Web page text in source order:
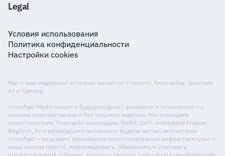
Legal
Условия использования
Политика конфиденциальности
Настройки cookies
Мы — ваш надёжный источник инсайтов о крипто, блокчейне, финтехе,
AI и iGaming.
CoinsPaid Media пишет о будущем денег, финансов и технологий — с
новыми перспективами и без лишнего жаргона. Мы освещаем
криптоплатежи, блокчейн-инновации, Web3, DeFi, embedded finance,
RegTech, AI и меняющуюся экономику. Будучи частью экосистемы
CoinsPaid — ведущего провайдера криптоплатежной инфраструктуры —
наша миссия проста: информировать, объединять и усиливать